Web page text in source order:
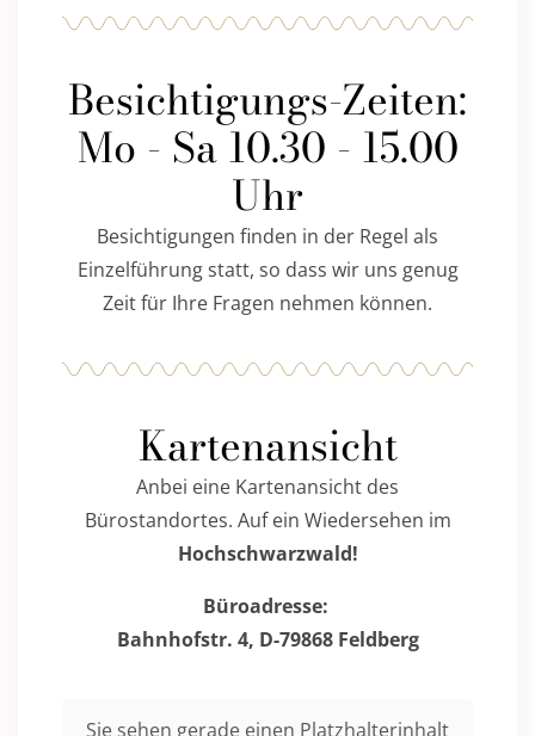
Besichtigungs-Zeiten:
Mo - Sa 10.30 - 15.00
Uhr
Besichtigungen finden in der Regel als
Einzelführung statt, so dass wir uns genug
Zeit für Ihre Fragen nehmen können.
Kartenansicht
Anbei eine Kartenansicht des
Bürostandortes. Auf ein Wiedersehen im
Hochschwarzwald!
Büroadresse:
Bahnhofstr. 4, D-79868 Feldberg
Sie sehen gerade einen Platzhalterinhalt